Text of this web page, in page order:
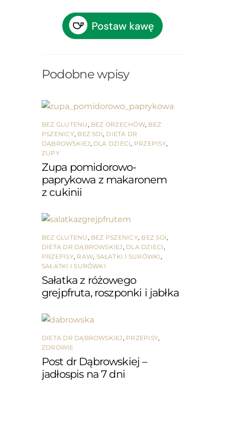
Podobne wpisy
BEZ GLUTENU , BEZ ORZECHÓW, BEZ
PSZENICY, BEZ SOI, DIETA DR
DĄBROWSKIEJ , DLA DZIECI, PRZEPISY,
ZUPY
Zupa pomidorowo-
paprykowa z makaronem
z cukinii
BEZ GLUTENU , BEZ PSZENICY, BEZ SOI,
DIETA DR DĄBROWSKIEJ , DLA DZIECI ,
PRZEPISY, RAW, SAŁATKI I SURÓWKI ,
SAŁATKI I SURÓWKI
Sałatka z różowego
grejpfruta, roszponki i jabłka
DIETA DR DĄBROWSKIEJ , PRZEPISY,
ZDROWIE
Post dr Dąbrowskiej –
jadłospis na 7 dni